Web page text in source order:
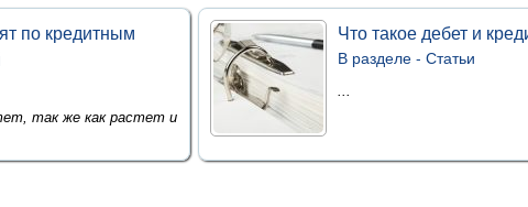
по кредитным
так же как растет и
Что такое дебет и
В разделе - Статьи
...